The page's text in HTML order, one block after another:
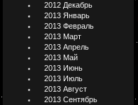
2012 Декабрь
2013 Январь
2013 Февраль
2013 Март
2013 Апрель
2013 Май
2013 Июнь
2013 Июль
2013 Август
2013 Сентябрь